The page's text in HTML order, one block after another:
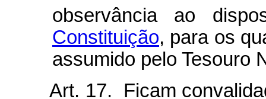
observância ao
Constituição, para os
assumido pelo Tesouro
Art. 17. Ficam